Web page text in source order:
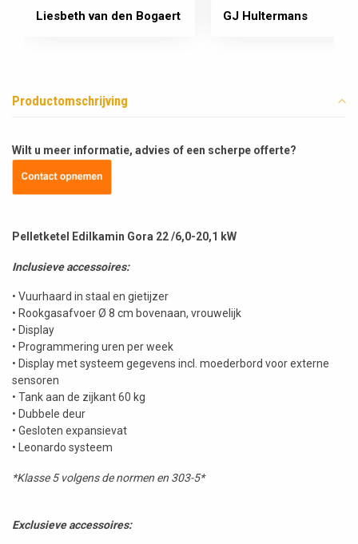
Afspraak is afspraak geen
Liesbeth van den Bogaert
nieuwe kachel. Komt
GJ Hultermans
Productomschrijving
Wilt u meer informatie, advies of een scherpe offerte?
Pelletketel Edilkamin Gora 22 /6,0-20,1 kW
Inclusieve accessoires:
• Vuurhaard in staal en gietijzer
• Rookgasafvoer Ø 8 cm bovenaan, vrouwelijk
• Display
• Programmering uren per week
• Display met systeem gegevens incl. moederbord voor externe
sensoren
• Tank aan de zijkant 60 kg
• Dubbele deur
• Gesloten expansievat
• Leonardo systeem
*Klasse 5 volgens de normen en 303-5*
Exclusieve accessoires: